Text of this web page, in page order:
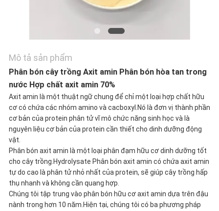
KIỂM
SOÁT
CHẤT
LƯỢNG
LIÊN
HỆ
CHÚNG
Mô tả sản phẩm
Phân bón cây trồng Axit amin Phân bón hòa tan trong
nước Hợp chất axit amin 70%
Axit amin là một thuật ngữ chung để chỉ một loại hợp chất hữu
cơ có chứa các nhóm amino và cacboxyl.Nó là đơn vị thành phần
cơ bản của protein phân tử vĩ mô chức năng sinh học và là
nguyên liệu cơ bản của protein cần thiết cho dinh dưỡng động
vật.
Phân bón axit amin là một loại phân đạm hữu cơ dinh dưỡng tốt
cho cây trồng.Hydrolysate Phân bón axit amin có chứa axit amin
tự do cao là phân tử nhỏ nhất của protein, sẽ giúp cây trồng hấp
thụ nhanh và không cần quang hợp.
Chúng tôi tập trung vào phân bón hữu cơ axit amin dựa trên đậu
nành trong hơn 10 năm.Hiện tại, chúng tôi có ba phương pháp